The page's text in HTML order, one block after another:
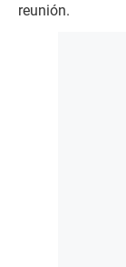
reunión.